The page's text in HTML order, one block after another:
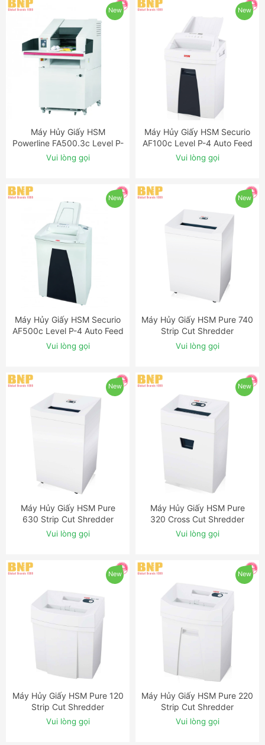
New
ĐẶT NGAY
Máy Hủy Giấy HSM
Powerline FA500.3c Level P-
5 Cross Cut Industrial
Shredder
Vui lòng gọi
New
ĐẶT NGAY
Máy Hủy Giấy HSM Securio
AF100c Level P-4 Auto Feed
Shredder
Vui lòng gọi
New
ĐẶT NGAY
Máy Hủy Giấy HSM Securio
AF500c Level P-4 Auto Feed
Shredder
Vui lòng gọi
New
ĐẶT NGAY
Máy Hủy Giấy HSM Pure 740
Strip Cut Shredder
Vui lòng gọi
New
ĐẶT NGAY
Máy Hủy Giấy HSM Pure
630 Strip Cut Shredder
Vui lòng gọi
New
ĐẶT NGAY
Máy Hủy Giấy HSM Pure
320 Cross Cut Shredder
Vui lòng gọi
New
ĐẶT NGAY
Máy Hủy Giấy HSM Pure 120
Strip Cut Shredder
Vui lòng gọi
New
ĐẶT NGAY
Máy Hủy Giấy HSM Pure 220
Strip Cut Shredder
Vui lòng gọi